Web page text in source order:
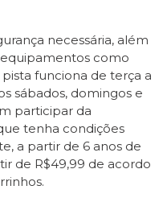
necessária, além
como
funciona de terça a
sábados, domingos e
participar da
tenha condições
a partir de 6 anos de
de R$49,99 de acordo